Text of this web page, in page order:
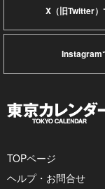
X（旧Twitter
Instagram
TOPページ
ヘルプ・お問合せ